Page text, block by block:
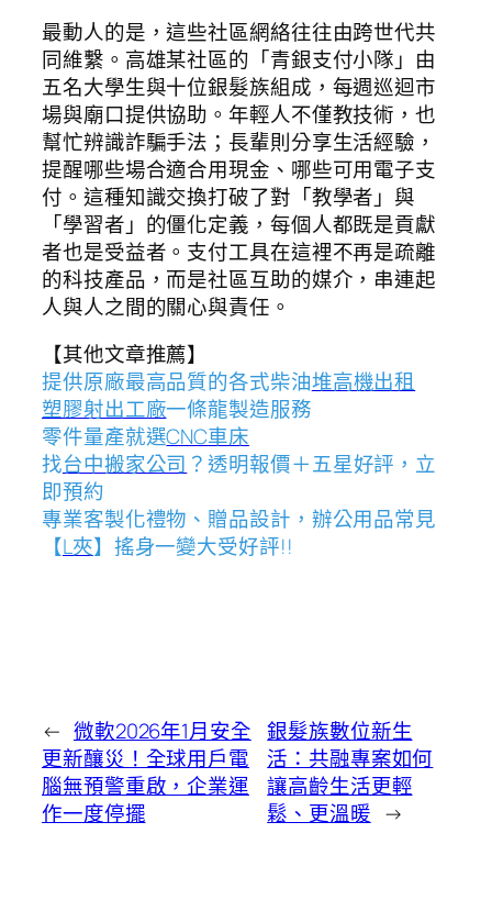
最動人的是，這些社區網絡往往由跨世代共
同維繫。高雄某社區的「青銀支付小隊」由
五名大學生與十位銀髮族組成，每週巡迴市
場與廟口提供協助。年輕人不僅教技術，也
幫忙辨識詐騙手法；長輩則分享生活經驗，
提醒哪些場合適合用現金、哪些可用電子支
付。這種知識交換打破了對「教學者」與
「學習者」的僵化定義，每個人都既是貢獻
者也是受益者。支付工具在這裡不再是疏離
的科技產品，而是社區互助的媒介，串連起
人與人之間的關心與責任。
【其他文章推薦】
提供原廠最高品質的各式柴油堆高機出租
塑膠射出工廠一條龍製造服務
零件量產就選CNC車床
找台中搬家公司 ？透明報價＋五星好評，立
即預約
專業客製化禮物、贈品設計，辦公用品常見
【L夾】搖身一變大受好評!!
← 微軟2026年1月安全
更新釀災！全球用戶電
腦無預警重啟，企業運
作一度停擺
銀髮族數位新生
活：共融專案如何
讓高齡生活更輕
鬆、更溫暖 →